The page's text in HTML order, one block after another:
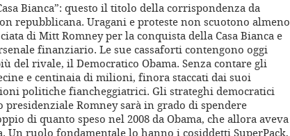
Bianca”: questo il titolo della corrispondenza da
repubblicana. Uragani e proteste non scuotono almeno
di Mitt Romney per la conquista della Casa Bianca e
finanziario. Le sue cassaforti contengono oggi
del rivale, il Democratico Obama. Senza contare gli
e centinaia di milioni, finora staccati dai suoi
politiche fiancheggiatrici. Gli strateghi democratici
Romney sarà in grado di spendere
di quanto speso nel 2008 da Obama, che allora aveva
Un ruolo fondamentale lo hanno i cosiddetti SuperPack,